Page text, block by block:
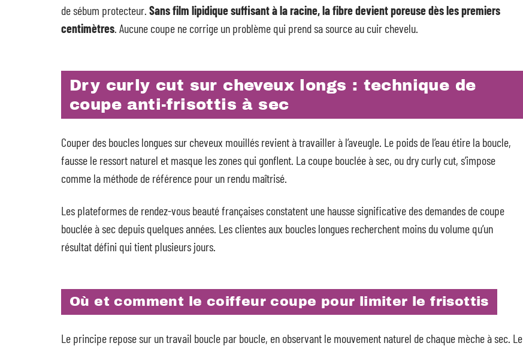
de sébum protecteur. Sans film lipidique suffisant à la racine, la fibre devient poreuse dès les premiers
centimètres. Aucune coupe ne corrige un problème qui prend sa source au cuir chevelu.
Dry curly cut sur cheveux longs : technique de
coupe anti-frisottis à sec
Couper des boucles longues sur cheveux mouillés revient à travailler à l’aveugle. Le poids de l’eau étire la boucle,
fausse le ressort naturel et masque les zones qui gonflent. La coupe bouclée à sec, ou dry curly cut, s’impose
comme la méthode de référence pour un rendu maîtrisé.
Les plateformes de rendez-vous beauté françaises constatent une hausse significative des demandes de coupe
bouclée à sec depuis quelques années. Les clientes aux boucles longues recherchent moins du volume qu’un
résultat défini qui tient plusieurs jours.
Où et comment le coiffeur coupe pour limiter le frisottis
Le principe repose sur un travail boucle par boucle, en observant le mouvement naturel de chaque mèche à sec. Le